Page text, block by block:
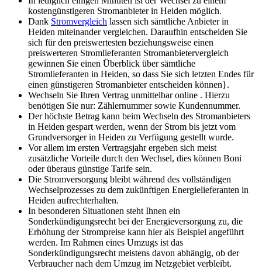
kostengünstigeren Stromanbieter in Heiden möglich.
Dank Stromvergleich lassen sich sämtliche Anbieter in
Heiden miteinander vergleichen. Daraufhin entscheiden Sie
sich für den preiswertesten beziehungsweise einen
preiswerteren Stromlieferanten Stromanbietervergleich
gewinnen Sie einen Überblick über sämtliche
Stromlieferanten in Heiden, so dass Sie sich letzten Endes für
einen günstigeren Stromanbieter entscheiden können}.
Wechseln Sie Ihren Vertrag unmittelbar online . Hierzu
benötigen Sie nur: Zählernummer sowie Kundennummer.
Der höchste Betrag kann beim Wechseln des Stromanbieters
in Heiden gespart werden, wenn der Strom bis jetzt vom
Grundversorger in Heiden zu Verfügung gestellt wurde.
Vor allem im ersten Vertragsjahr ergeben sich meist
zusätzliche Vorteile durch den Wechsel, dies können Boni
oder überaus günstige Tarife sein.
Die Stromversorgung bleibt während des vollständigen
Wechselprozesses zu dem zukünftigen Energielieferanten in
Heiden aufrechterhalten.
In besonderen Situationen steht Ihnen ein
Sonderkündigungsrecht bei der Energieversorgung zu, die
Erhöhung der Strompreise kann hier als Beispiel angeführt
werden. Im Rahmen eines Umzugs ist das
Sonderkündigungsrecht meistens davon abhängig, ob der
Verbraucher nach dem Umzug im Netzgebiet verbleibt.